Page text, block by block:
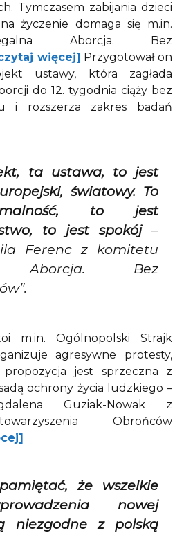
Tymczasem zabijania dzieci
życzenie domaga się m.in.
Aborcja. Bez
więcej] Przygotował on
ustawy, która zagłada
do 12. tygodnia ciąży bez
i rozszerza zakres badań
ta ustawa, to jest
światowy. To
to jest
to jest spokój –
Ferenc z komitetu
Aborcja. Bez
m.in. Ogólnopolski Strajk
agresywne protesty,
jest sprzeczna z
ochrony życia ludzkiego –
Guziak-Nowak z
Obrońców
że wszelkie
nowej
niezgodne z polską